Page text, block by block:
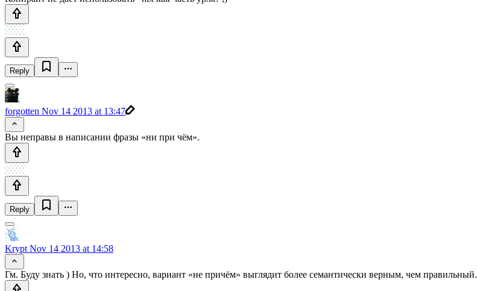
Reply
forgotten Nov 14 2013 at 13:47
Вы неправы в написании фразы «ни при чём».
Reply
Krypt Nov 14 2013 at 14:58
Гм. Буду знать ) Но, что интересно, вариант «не причём» выглядит более семантически верным, чем правильный.